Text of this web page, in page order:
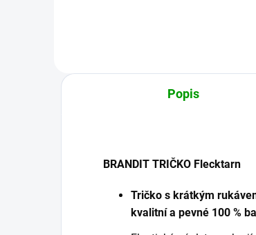
Popis
BRANDIT TRIČKO Flecktarn
Tričko s krátkým
kvalitní a pevné 100 %